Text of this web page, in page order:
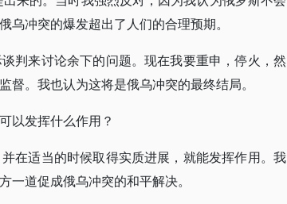
冲突的爆发超出了人们的合理预期。
判来讨论余下的问题。现在我要重申，停火，然
。我也认为这将是俄乌冲突的最终结局。
以发挥什么作用？
在适当的时候取得实质进展，就能发挥作用。我
道促成俄乌冲突的和平解决。